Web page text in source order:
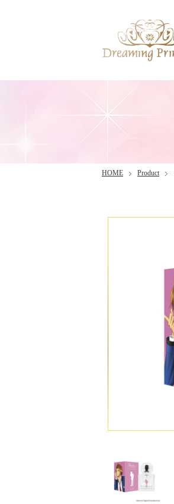
HOME Product